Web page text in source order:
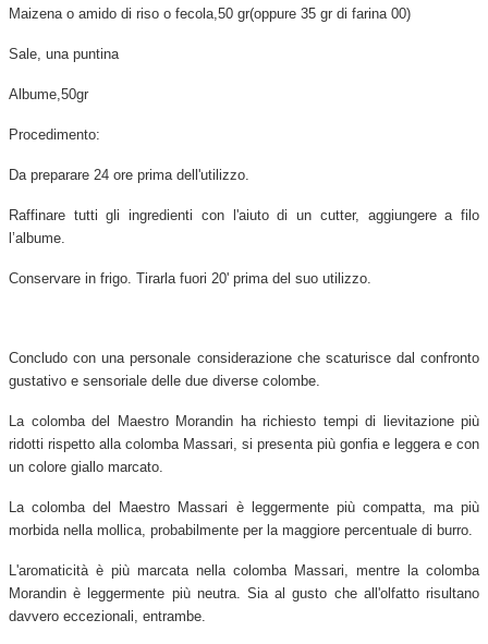
Maizena o amido di riso o fecola,50 gr(oppure 35 gr di farina 00)
Sale, una puntina
Albume,50gr
Procedimento:
Da preparare 24 ore prima dell'utilizzo.
Raffinare tutti gli ingredienti con l'aiuto di un cutter, aggiungere a filo
l’albume.
Conservare in frigo. Tirarla fuori 20' prima del suo utilizzo.
Concludo con una personale considerazione che scaturisce dal confronto
gustativo e sensoriale delle due diverse colombe.
La colomba del Maestro Morandin ha richiesto tempi di lievitazione più
ridotti rispetto alla colomba Massari, si presenta più gonfia e leggera e con
un colore giallo marcato.
La colomba del Maestro Massari è leggermente più compatta, ma più
morbida nella mollica, probabilmente per la maggiore percentuale di burro.
L'aromaticità è più marcata nella colomba Massari, mentre la colomba
Morandin è leggermente più neutra. Sia al gusto che all'olfatto risultano
davvero eccezionali, entrambe.